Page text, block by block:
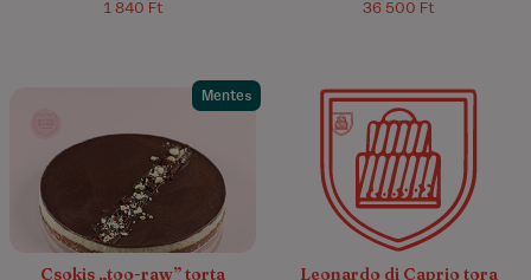
1 840 Ft 36 500 Ft
Mentes
(21)
Csokis „too-raw” torta Leonardo di Caprio tora